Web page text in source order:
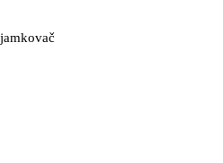
STIHL.